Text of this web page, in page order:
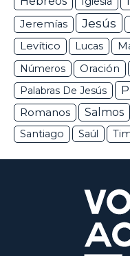
Jeremías Jesús
Levítico
Lucas
Números Oración
Palabras De Jesús
Romanos Salmos
Santiago
Saúl